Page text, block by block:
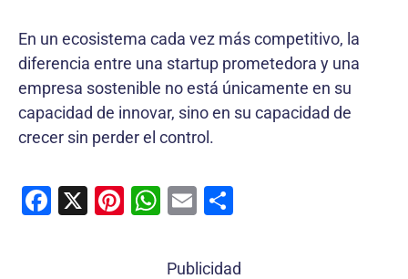
En un ecosistema cada vez más competitivo, la
diferencia entre una startup prometedora y una
empresa sostenible no está únicamente en su
capacidad de innovar, sino en su capacidad de
crecer sin perder el control.
F
X
Pi W
at
E
ai m
Publicidad